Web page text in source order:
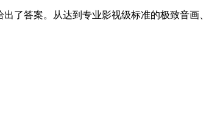
了答案。从达到专业影视级标准的极致音画